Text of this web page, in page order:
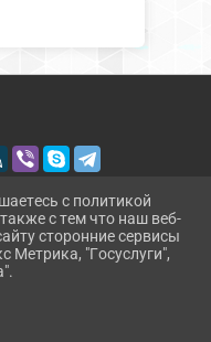
с политикой
с тем что наш веб-
сторонние сервисы
Метрика, "Госуслуги",